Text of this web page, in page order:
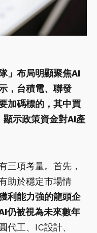
」布局明顯聚焦AI
，台積電、聯發
加碼標的，其中買
顯示政策資金對AI產
三項考量。首先，
有助於穩定市場情
利能力強的龍頭企
仍被視為未來數年
代工、IC設計、